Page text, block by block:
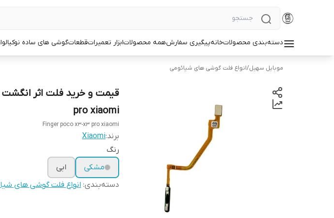
دسته‌بندی محصولاتخانهپیگیری سفارشهمه محصولاتابزار تعمیراتقطعاتگوشی های ساده نوکیا
موبایل سهیل/انواع فلت گوشی های شیائومی
pro xiaomi
Finger poco x3-x3 pro xiaomi
برند:Xiaomi
رنگ
مشکی
ابی
دسته‌بندی: انواع فلت گوشی های